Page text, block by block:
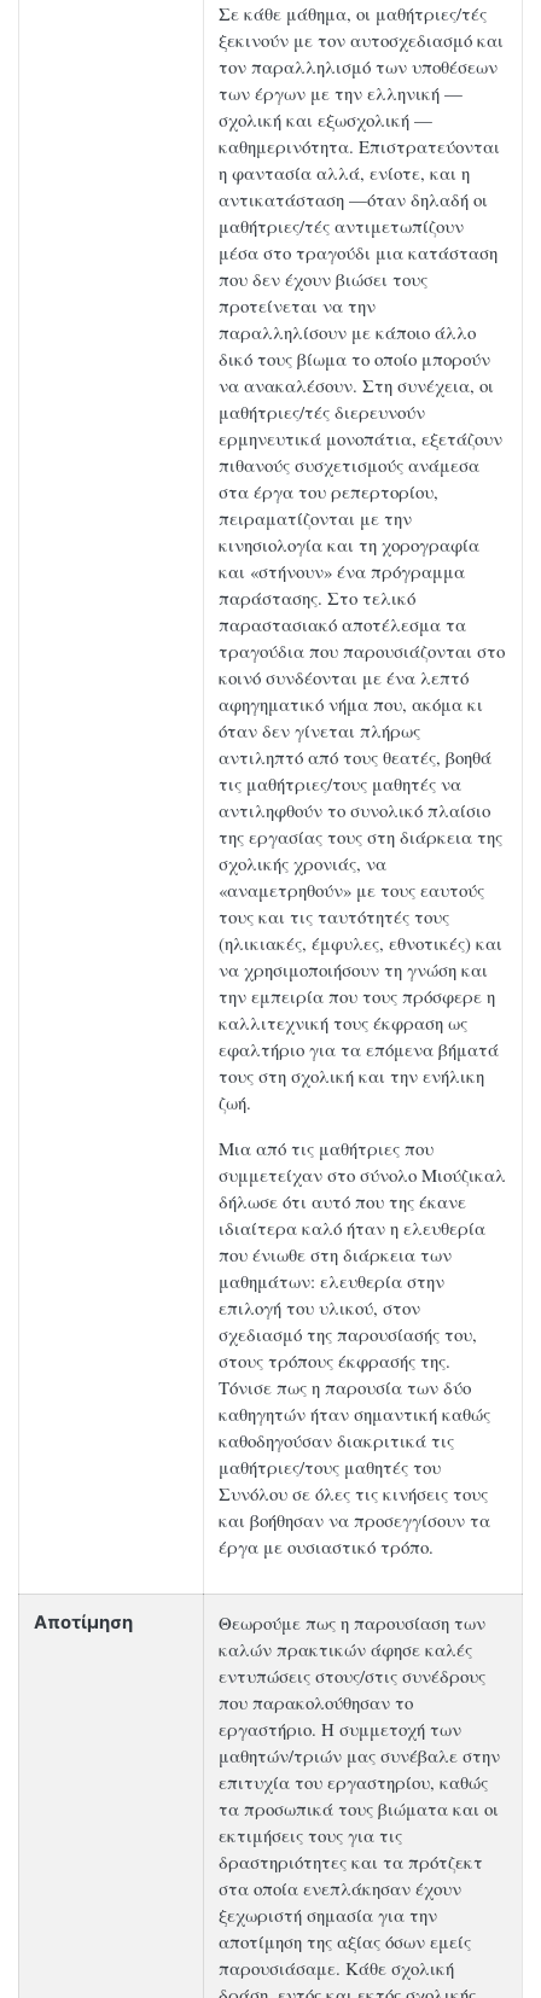
Σε κάθε μάθημα, οι μαθήτριες/τές
ξεκινούν με τον αυτοσχεδιασμό και
τον παραλληλισμό των υποθέσεων
των έργων με την ελληνική —
σχολική και εξωσχολική —
καθημερινότητα. Επιστρατεύονται
η φαντασία αλλά, ενίοτε, και η
αντικατάσταση —όταν δηλαδή οι
μαθήτριες/τές αντιμετωπίζουν
μέσα στο τραγούδι μια κατάσταση
που δεν έχουν βιώσει τους
προτείνεται να την
παραλληλίσουν με κάποιο άλλο
δικό τους βίωμα το οποίο μπορούν
να ανακαλέσουν. Στη συνέχεια, οι
μαθήτριες/τές διερευνούν
ερμηνευτικά μονοπάτια, εξετάζουν
πιθανούς συσχετισμούς ανάμεσα
στα έργα του ρεπερτορίου,
πειραματίζονται με την
κινησιολογία και τη χορογραφία
και «στήνουν» ένα πρόγραμμα
παράστασης. Στο τελικό
παραστασιακό αποτέλεσμα τα
τραγούδια που παρουσιάζονται στο
κοινό συνδέονται με ένα λεπτό
αφηγηματικό νήμα που, ακόμα κι
όταν δεν γίνεται πλήρως
αντιληπτό από τους θεατές, βοηθά
τις μαθήτριες/τους μαθητές να
αντιληφθούν το συνολικό πλαίσιο
της εργασίας τους στη διάρκεια της
σχολικής χρονιάς, να
«αναμετρηθούν» με τους εαυτούς
τους και τις ταυτότητές τους
(ηλικιακές, έμφυλες, εθνοτικές) και
να χρησιμοποιήσουν τη γνώση και
την εμπειρία που τους πρόσφερε η
καλλιτεχνική τους έκφραση ως
εφαλτήριο για τα επόμενα βήματά
τους στη σχολική και την ενήλικη
ζωή.
Μια από τις μαθήτριες που
συμμετείχαν στο σύνολο Μιούζικαλ
δήλωσε ότι αυτό που της έκανε
ιδιαίτερα καλό ήταν η ελευθερία
που ένιωθε στη διάρκεια των
μαθημάτων: ελευθερία στην
επιλογή του υλικού, στον
σχεδιασμό της παρουσίασής του,
στους τρόπους έκφρασής της.
Τόνισε πως η παρουσία των δύο
καθηγητών ήταν σημαντική καθώς
καθοδηγούσαν διακριτικά τις
μαθήτριες/τους μαθητές του
Συνόλου σε όλες τις κινήσεις τους
και βοήθησαν να προσεγγίσουν τα
έργα με ουσιαστικό τρόπο.
Αποτίμηση
Θεωρούμε πως η παρουσίαση των
καλών πρακτικών άφησε καλές
εντυπώσεις στους/στις συνέδρους
που παρακολούθησαν το
εργαστήριο. Η συμμετοχή των
μαθητών/τριών μας συνέβαλε στην
επιτυχία του εργαστηρίου, καθώς
τα προσωπικά τους βιώματα και οι
εκτιμήσεις τους για τις
δραστηριότητες και τα πρότζεκτ
στα οποία ενεπλάκησαν έχουν
ξεχωριστή σημασία για την
αποτίμηση της αξίας όσων εμείς
παρουσιάσαμε. Κάθε σχολική